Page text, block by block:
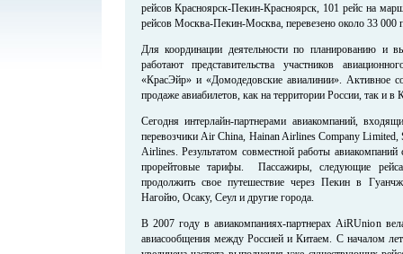
рейсов Красноярск-Пекин-Красноярск, 101 рейс на
рейсов Москва-Пекин-Москва, перевезено около 33 000
Для координации деятельности по планированию и
работают представительства участников
«КрасЭйр» и «Домодедовские авиалинии». Активное
продаже авиабилетов, как на территории России, так и в
Сегодня интерлайн-партнерами авиакомпаний,
перевозчики Air China, Hainan Airlines Company
Airlines. Результатом совместной работы
прорейтовые тарифы. Пассажиры, следующие
продолжить свое путешествие через Пекин в
Нагойю, Осаку, Сеул и другие города.
В 2007 году в авиакомпаниях-партнерах AiRUnion
авиасообщения между Россией и Китаем. С началом